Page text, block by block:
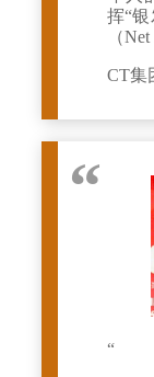
挥“
（
CT集
“